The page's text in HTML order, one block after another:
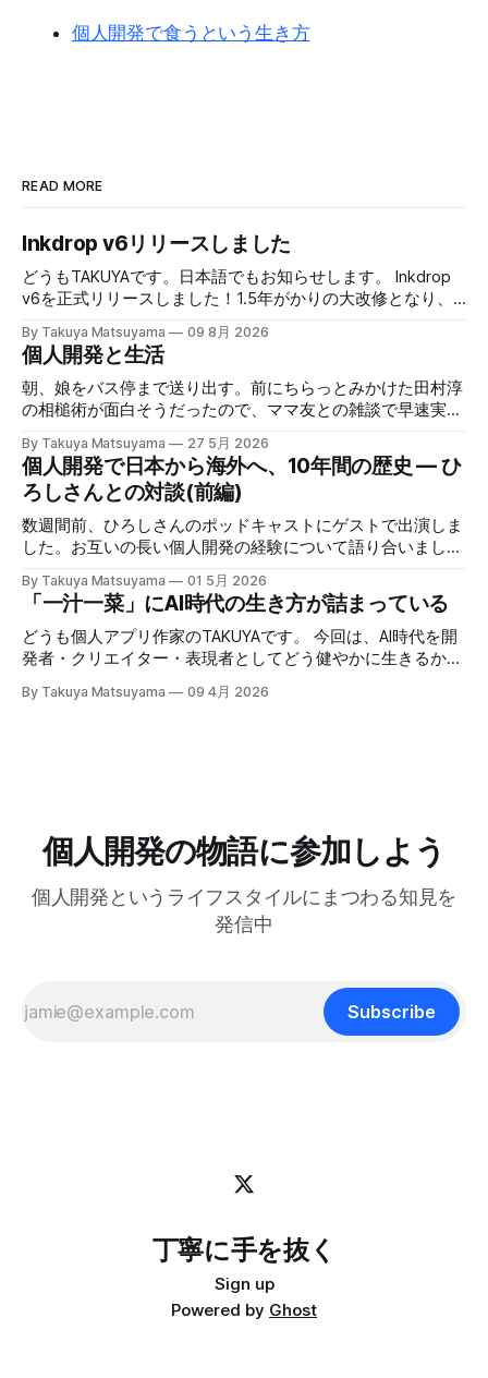
個人開発で食うという生き方
READ MORE
Inkdrop v6リリースしました
どうもTAKUYAです。日本語でもお知らせします。 Inkdrop
v6を正式リリースしました！1.5年がかりの大改修となり、
Markdownエディタや、最近のエージェント型コーディング
ワークフローに最適化された新しいAI連携機能など、根本か
ら作り直した改善が盛りだくさんです。それでいて、気が散
らないシンプルでクリーンなUXはそのまま維持していま
べたいと思います。開発期間中に辛抱強く待って下さった
事、そしてCanaryテストで多くのフィードバックをくれたこ
とに心から感謝します。皆さんのサポートなしには実現でき
ませんでした。 ウェブサイトもv6に合わせて完全に作り直
しました。アプリのUIをそのまま使ってライブデモを構築し
たので、アプリをDLせずとも新しいエディタを試せるように
しました。ぜひ触ってみてください： Inkdrop is an AI-
native Markdown note app for developers — smooth
context flow between
By Takuya Matsuyama 09 8月 2026
個人開発と生活
朝、娘をバス停まで送り出す。前にちらっとみかけた田村淳
の相槌術が面白そうだったので、ママ友との雑談で早速実践
で癖になっている批判的思考を完全オフにし、相槌に全神経
を注ぐ、というものだ。「へぇ」「うん」「うーん」「なる
ほど〜」と、相手の話にどんなバリエーションで返そうかと
いう所に集中する。騙されたと思って試してみて欲しいんだ
が、このお陰で相手の話がよく理解できて、自然なフォロー
アップの質問やリアクションが浮かぶようになる。こちらか
ら頑張って面白い話をひねり出す必要が無いので、気が楽に
なった。話の結論も何もいらなくて、「そうなんですね」
「いいですね」「ほんじゃお疲れ様です〜」みたいな感じで
締めくくる。反応に困ったらとりあえず「いいですね」まじ
で便利！男相手の会話でも有効。インタビューにも応用が利
きそうだ。 天気が悪くてだるいので、やる気が出るまで部
By Takuya Matsuyama 27 5月 2026
個人開発で日本から海外へ、10年間の歴史 — ひ
ろしさんとの対談(前編)
数週間前、ひろしさんのポッドキャストにゲストで出演しま
した。お互いの長い個人開発の経験について語り合いまし
き起こしが出来たので、こちらに掲載します。お楽しみくだ
さい。 ※ギアアイコンをクリックして、音声と字幕を日本語
に変更できます。 00:00 イントロ:TAKUYAさんようこそ
01:32 TAKUYAさんの自己紹介:WalknoteからInkdropまで
がフリーランス案件につながった 09:17 Inkdropで食えるよ
By Takuya Matsuyama 01 5月 2026
「一汁一菜」にAI時代の生き方が詰まっている
どうも個人アプリ作家のTAKUYAです。 今回は、AI時代を開
発者・クリエイター・表現者としてどう健やかに生きるか、
の「健やかに生きる」とは、心身の健康を保ちながら、もの
ーティストとして生きる上で大事なのは、「戦略」や「堀
(moat)」を築くことよりも、「生きる方向性」 だと思って
はどこに行きたいのか？何を見たいのか？それが大事です。
戦略は状況に合わせて柔軟に変えればいいからです。 今回
菜でよいという提案」 を読んで、日々のリズムを健やかに
保つためのヒントがたくさん詰まっていると感じまし
By Takuya Matsuyama 09 4月 2026
個人開発の物語に参加しよう
個人開発というライフスタイルにまつわる知見を
発信中
Subscribe
丁寧に手を抜く
Sign up
Powered by Ghost